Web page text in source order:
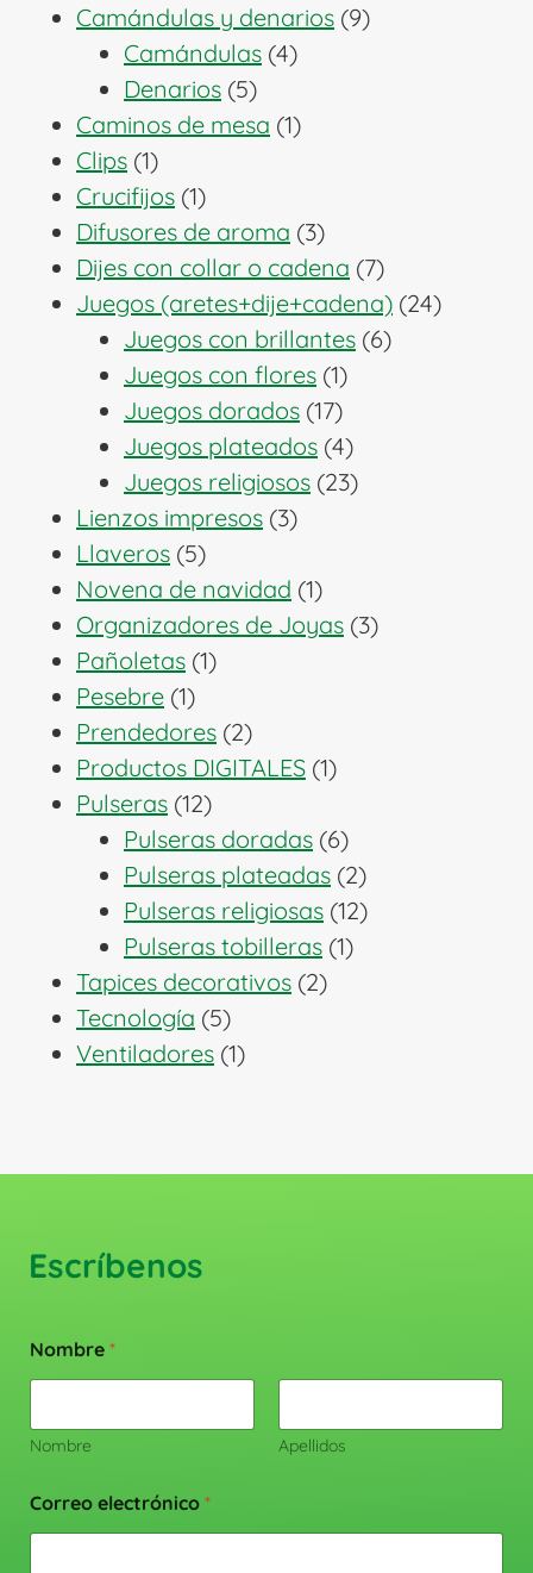
producto
Camándulas y denarios 99
Camándulas 44
Denarios 55
productos
Caminos de mesa 11
Clips 11
producto
Crucifijos 11
producto
Difusores de aroma 33
productos
Dijes con collar o cadena 77
productos
Juegos (aretes+dije+cadena) 2424
Juegos con brillantes 66
Juegos con flores 11
producto
Juegos dorados 1717
productos
Juegos plateados 44
productos
Juegos religiosos 2323
Lienzos impresos 33
Llaveros 55
productos
Novena de navidad 11
producto
Organizadores de Joyas 33
Pañoletas 11
Pesebre 11
producto
Prendedores 22
productos
Productos DIGITALES 11
Pulseras 1212
productos
Pulseras doradas 66
productos
Pulseras plateadas 22
productos
Pulseras religiosas 1212
Pulseras tobilleras 11
Tapices decorativos 22
Tecnología 55
productos
Ventiladores 11
Escríbenos
Nombre *
Nombre Apellidos
Correo electrónico *